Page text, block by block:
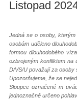
Listopad
Jedná se o osoby,
osobám uděleno
formou dlouhodobého
ozbrojeným konfliktem
D/VS/U považují za osoby
Upozorňujeme, že se
Sloupce označené m
jednoznačně určeno